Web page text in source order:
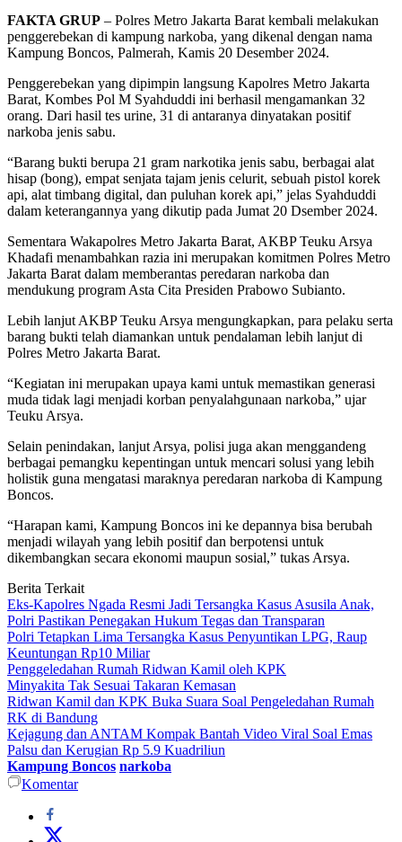
FAKTA GRUP – Polres Metro Jakarta Barat kembali melakukan
penggerebekan di kampung narkoba, yang dikenal dengan nama
Kampung Boncos, Palmerah, Kamis 20 Desember 2024.
Penggerebekan yang dipimpin langsung Kapolres Metro Jakarta
Barat, Kombes Pol M Syahduddi ini berhasil mengamankan 32
orang. Dari hasil tes urine, 31 di antaranya dinyatakan positif
narkoba jenis sabu.
“Barang bukti berupa 21 gram narkotika jenis sabu, berbagai alat
hisap (bong), empat senjata tajam jenis celurit, sebuah pistol korek
api, alat timbang digital, dan puluhan korek api,” jelas Syahduddi
dalam keterangannya yang dikutip pada Jumat 20 Dsember 2024.
Sementara Wakapolres Metro Jakarta Barat, AKBP Teuku Arsya
Khadafi menambahkan razia ini merupakan komitmen Polres Metro
Jakarta Barat dalam memberantas peredaran narkoba dan
mendukung program Asta Cita Presiden Prabowo Subianto.
Lebih lanjut AKBP Teuku Arsya mengungkapkan, para pelaku serta
barang bukti telah diamankan untuk pendalaman lebih lanjut di
Polres Metro Jakarta Barat.
“Kegiatan ini merupakan upaya kami untuk memastikan generasi
muda tidak lagi menjadi korban penyalahgunaan narkoba,” ujar
Teuku Arsya.
Selain penindakan, lanjut Arsya, polisi juga akan menggandeng
berbagai pemangku kepentingan untuk mencari solusi yang lebih
holistik guna mengatasi maraknya peredaran narkoba di Kampung
Boncos.
“Harapan kami, Kampung Boncos ini ke depannya bisa berubah
menjadi wilayah yang lebih positif dan berpotensi untuk
dikembangkan secara ekonomi maupun sosial,” tukas Arsya.
Berita Terkait
Eks-Kapolres Ngada Resmi Jadi Tersangka Kasus Asusila Anak,
Polri Pastikan Penegakan Hukum Tegas dan Transparan
Polri Tetapkan Lima Tersangka Kasus Penyuntikan LPG, Raup
Keuntungan Rp10 Miliar
Penggeledahan Rumah Ridwan Kamil oleh KPK
Minyakita Tak Sesuai Takaran Kemasan
Ridwan Kamil dan KPK Buka Suara Soal Pengeledahan Rumah
RK di Bandung
Kejagung dan ANTAM Kompak Bantah Video Viral Soal Emas
Palsu dan Kerugian Rp 5.9 Kuadriliun
Kampung Boncos narkoba
Komentar